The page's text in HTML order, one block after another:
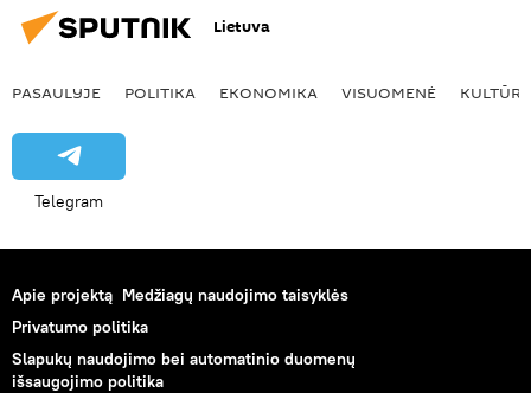
Lietuva
PASAULYJE POLITIKA EKONOMIKA VISUOMENĖ KULTŪRA
Telegram
Apie projektą Medžiagų naudojimo taisyklės
Privatumo politika
Slapukų naudojimo bei automatinio duomenų
išsaugojimo politika